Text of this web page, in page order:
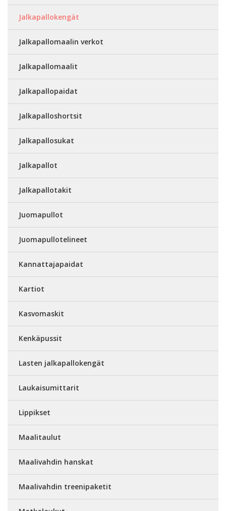
Jalkapallokengät
Jalkapallomaalin verkot
Jalkapallomaalit
Jalkapallopaidat
Jalkapalloshortsit
Jalkapallosukat
Jalkapallot
Jalkapallotakit
Juomapullot
Juomapullotelineet
Kannattajapaidat
Kartiot
Kasvomaskit
Kenkäpussit
Lasten jalkapallokengät
Laukaisumittarit
Lippikset
Maalitaulut
Maalivahdin hanskat
Maalivahdin treenipaketit